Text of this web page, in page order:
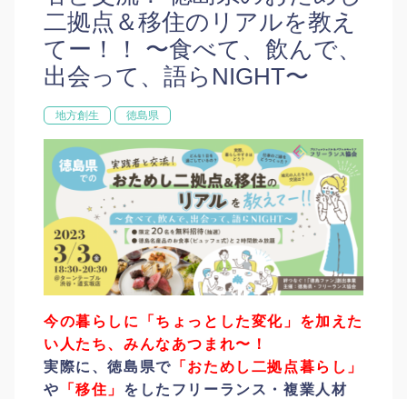
二拠点＆移住のリアルを教え
てー！！ 〜食べて、飲んで、
出会って、語らNIGHT〜
地方創生 徳島県
今の暮らしに「ちょっとした変化」を加えた
い人たち、みんなあつまれ〜！
実際に、徳島県で 「おためし二拠点暮らし」
や 「移住」 をしたフリーランス・複業人材